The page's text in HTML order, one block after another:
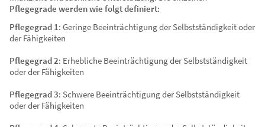
Pflegegrade werden wie folgt definiert:
Pflegegrad 1: Geringe Beeinträchtigung der Selbstständigkeit oder
der Fähigkeiten
Pflegegrad 2: Erhebliche Beeinträchtigung der Selbstständigkeit
oder der Fähigkeiten
Pflegegrad 3: Schwere Beeinträchtigung der Selbstständigkeit
oder der Fähigkeiten